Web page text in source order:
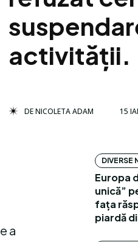
activității.
DENICOLETA ADAM 15
a
DIVERSE
Europa
unică”
fața
piardă